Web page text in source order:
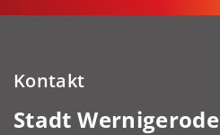
Kontakt
Stadt Wernigerode